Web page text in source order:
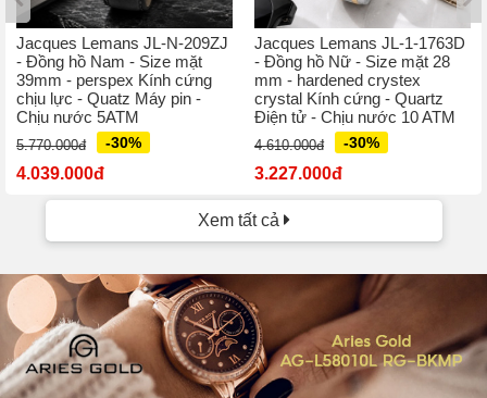
Jacques Lemans JL-N-209ZJ
- Đồng hồ Nam - Size mặt
39mm - perspex Kính cứng
chịu lực - Quatz Máy pin -
Chịu nước 5ATM
5.770.000đ -30%
4.039.000đ
Jacques Lemans JL-1-1763D
- Đồng hồ Nữ - Size mặt 28
mm - hardened crystex
crystal Kính cứng - Quartz
Điện tử - Chịu nước 10 ATM
4.610.000đ -30%
3.227.000đ
Xem tất cả